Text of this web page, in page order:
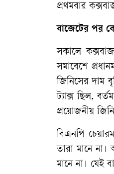
প্রথমবার
বাজেটের পর
সকালে
সমাবেশে
জিনিসের দাম
ট্যাক্স ছিল,
প্রয়োজনীয়
বিএনপি
তারা মানে
মানে না। যেই